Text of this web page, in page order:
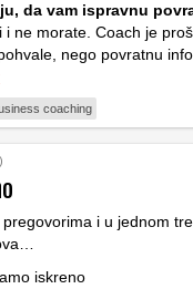
da vam ispravnu
i ne morate. Coach je
nego povratnu
coaching
i u jednom
iskreno